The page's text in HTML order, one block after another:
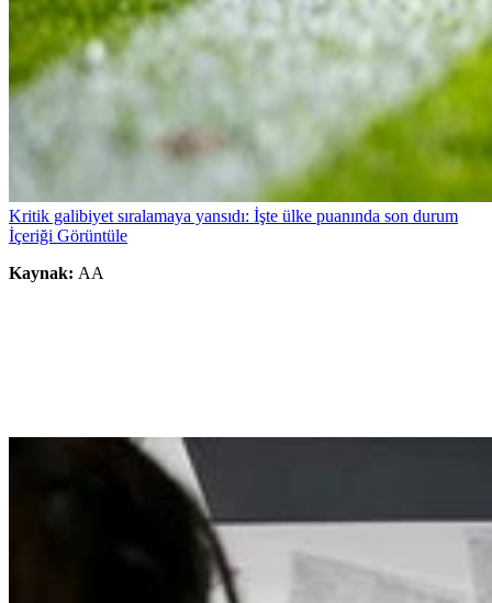
Kritik galibiyet sıralamaya yansıdı: İşte ülke puanında son durum
İçeriği Görüntüle
Kaynak: AA